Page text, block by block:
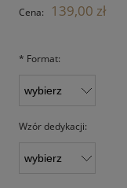
Cena: 139,00 zł
* Format:
Wzór dedykacji: